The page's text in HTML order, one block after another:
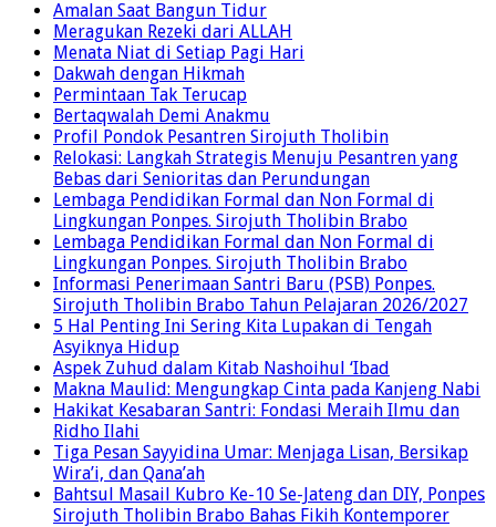
Amalan Saat Bangun Tidur
Meragukan Rezeki dari ALLAH
Menata Niat di Setiap Pagi Hari
Dakwah dengan Hikmah
Permintaan Tak Terucap
Bertaqwalah Demi Anakmu
Profil Pondok Pesantren Sirojuth Tholibin
Relokasi: Langkah Strategis Menuju Pesantren yang
Bebas dari Senioritas dan Perundungan
Lembaga Pendidikan Formal dan Non Formal di
Lingkungan Ponpes. Sirojuth Tholibin Brabo
Lembaga Pendidikan Formal dan Non Formal di
Lingkungan Ponpes. Sirojuth Tholibin Brabo
Informasi Penerimaan Santri Baru (PSB) Ponpes.
Sirojuth Tholibin Brabo Tahun Pelajaran 2026/2027
5 Hal Penting Ini Sering Kita Lupakan di Tengah
Asyiknya Hidup
Aspek Zuhud dalam Kitab Nashoihul ‘Ibad
Makna Maulid: Mengungkap Cinta pada Kanjeng Nabi
Hakikat Kesabaran Santri: Fondasi Meraih Ilmu dan
Ridho Ilahi
Tiga Pesan Sayyidina Umar: Menjaga Lisan, Bersikap
Wira’i, dan Qana’ah
Bahtsul Masail Kubro Ke-10 Se-Jateng dan DIY, Ponpes
Sirojuth Tholibin Brabo Bahas Fikih Kontemporer